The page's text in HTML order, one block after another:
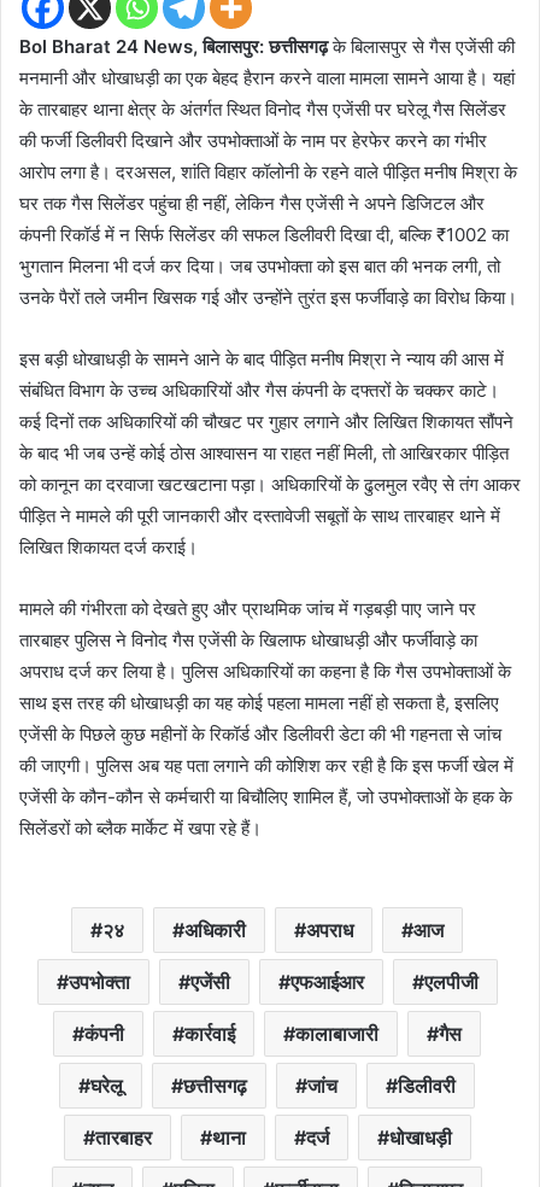
Bol Bharat 24 News, बिलासपुर: छत्तीसगढ़के बिलासपुर से गैस एजेंसी की
मनमानी और धोखाधड़ी का एक बेहद हैरान करने वाला मामला सामने आया है। यहां
के तारबाहर थाना क्षेत्र के अंतर्गत स्थित विनोद गैस एजेंसी पर घरेलू गैस सिलेंडर
की फर्जी डिलीवरी दिखाने और उपभोक्ताओं के नाम पर हेरफेर करने का गंभीर
आरोप लगा है। दरअसल, शांति विहार कॉलोनी के रहने वाले पीड़ित मनीष मिश्रा के
घर तक गैस सिलेंडर पहुंचा ही नहीं, लेकिन गैस एजेंसी ने अपने डिजिटल और
कंपनी रिकॉर्ड में न सिर्फ सिलेंडर की सफल डिलीवरी दिखा दी, बल्कि ₹1002 का
भुगतान मिलना भी दर्ज कर दिया। जब उपभोक्ता को इस बात की भनक लगी, तो
उनके पैरों तले जमीन खिसक गई और उन्होंने तुरंत इस फर्जीवाड़े का विरोध किया।
इस बड़ी धोखाधड़ी के सामने आने के बाद पीड़ित मनीष मिश्रा ने न्याय की आस में
संबंधित विभाग के उच्च अधिकारियों और गैस कंपनी के दफ्तरों के चक्कर काटे।
कई दिनों तक अधिकारियों की चौखट पर गुहार लगाने और लिखित शिकायत सौंपने
के बाद भी जब उन्हें कोई ठोस आश्वासन या राहत नहीं मिली, तो आखिरकार पीड़ित
को कानून का दरवाजा खटखटाना पड़ा। अधिकारियों के ढुलमुल रवैए से तंग आकर
पीड़ित ने मामले की पूरी जानकारी और दस्तावेजी सबूतों के साथ तारबाहर थाने में
लिखित शिकायत दर्ज कराई।
मामले की गंभीरता को देखते हुए और प्राथमिक जांच में गड़बड़ी पाए जाने पर
तारबाहर पुलिस ने विनोद गैस एजेंसी के खिलाफ धोखाधड़ी और फर्जीवाड़े का
अपराध दर्ज कर लिया है। पुलिस अधिकारियों का कहना है कि गैस उपभोक्ताओं के
साथ इस तरह की धोखाधड़ी का यह कोई पहला मामला नहीं हो सकता है, इसलिए
एजेंसी के पिछले कुछ महीनों के रिकॉर्ड और डिलीवरी डेटा की भी गहनता से जांच
की जाएगी। पुलिस अब यह पता लगाने की कोशिश कर रही है कि इस फर्जी खेल में
एजेंसी के कौन-कौन से कर्मचारी या बिचौलिए शामिल हैं, जो उपभोक्ताओं के हक के
सिलेंडरों को ब्लैक मार्केट में खपा रहे हैं।
२४ अधिकारी अपराध आज
उपभोक्ता एजेंसी एफआईआर एलपीजी
कंपनी कार्रवाई कालाबाजारी गैस
घरेलू छत्तीसगढ़ जांच डिलीवरी
तारबाहर थाना दर्ज धोखाधड़ी